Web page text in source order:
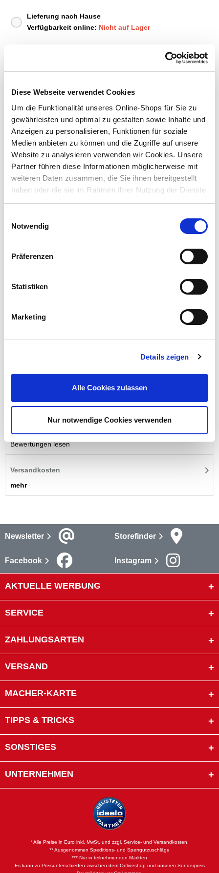
Diese Webseite verwendet Cookies
Um die Funktionalität unseres Online-Shops für Sie zu
gewährleisten und optimal zu gestalten sowie Inhalte und
Anzeigen zu personalisieren, Funktionen für soziale
Medien anbieten zu können und die Zugriffe auf unsere
Website zu analysieren verwenden wir Cookies. Unsere
Partner führen diese Informationen möglicherweise mit
weiteren Daten zusammen, die Sie ihnen bereitgestellt
haben oder die sie im Rahmen Ihrer Nutzung der Dienste
gesammelt haben.
Notwendig
Präferenzen
Statistiken
Marketing
Details zeigen
Alle Cookies zulassen
Nur notwendige Cookies verwenden
Lieferung nach Hause
Verfügbarkeit online: Nicht auf Lager
Dieser Artikel kann über Abholung im Markt nicht
Menge
In den Warenkorb
Merken
ZUBEHÖR UND PASSENDE ARTIKEL:
Exklusiv nur online!
75,99 €
Natürlichkeit auf deine Terrasse oder deinen Balkon.
Bewertungen
Bewertungen lesen
Versandkosten
mehr
Newsletter Storefinder
Facebook Instagram
AKTUELLE WERBUNG
SERVICE
ZAHLUNGSARTEN
VERSAND
MACHER-KARTE
TIPPS & TRICKS
SONSTIGES
UNTERNEHMEN
* Alle Preise in Euro inkl. MwSt. und zzgl. Service- und Versandkosten.
** Ausgenommen Speditions- und Sperrgutzuschläge
*** Nur in teilnehmenden Märkten
Es kann zu Preisunterschieden zwischen dem Onlineshop und unseren Sonderpreis